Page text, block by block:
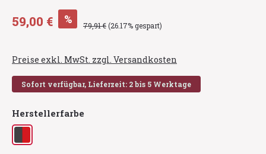
Verkaufspreis:
59,00 € % Regulärer Preis:
79,91 €(26.17% gespart)
Preise exkl. MwSt. zzgl. Versandkosten
Sofort verfügbar, Lieferzeit: 2 bis 5 Werktage
Herstellerfarbe
anthrazit/rot